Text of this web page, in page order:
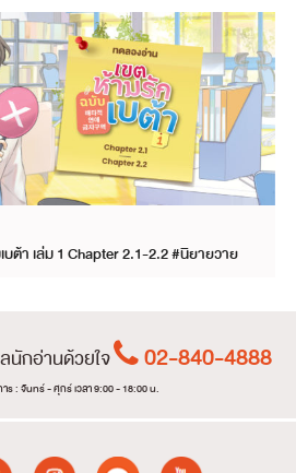
ต้า เล่ม 1 Chapter 2.1-2.2 #นิยายวาย
นักอ่านด้วยใจ 02-840-4888
าร : จันทร์ - ศุกร์ เวลา 9:00 - 18:00 น.